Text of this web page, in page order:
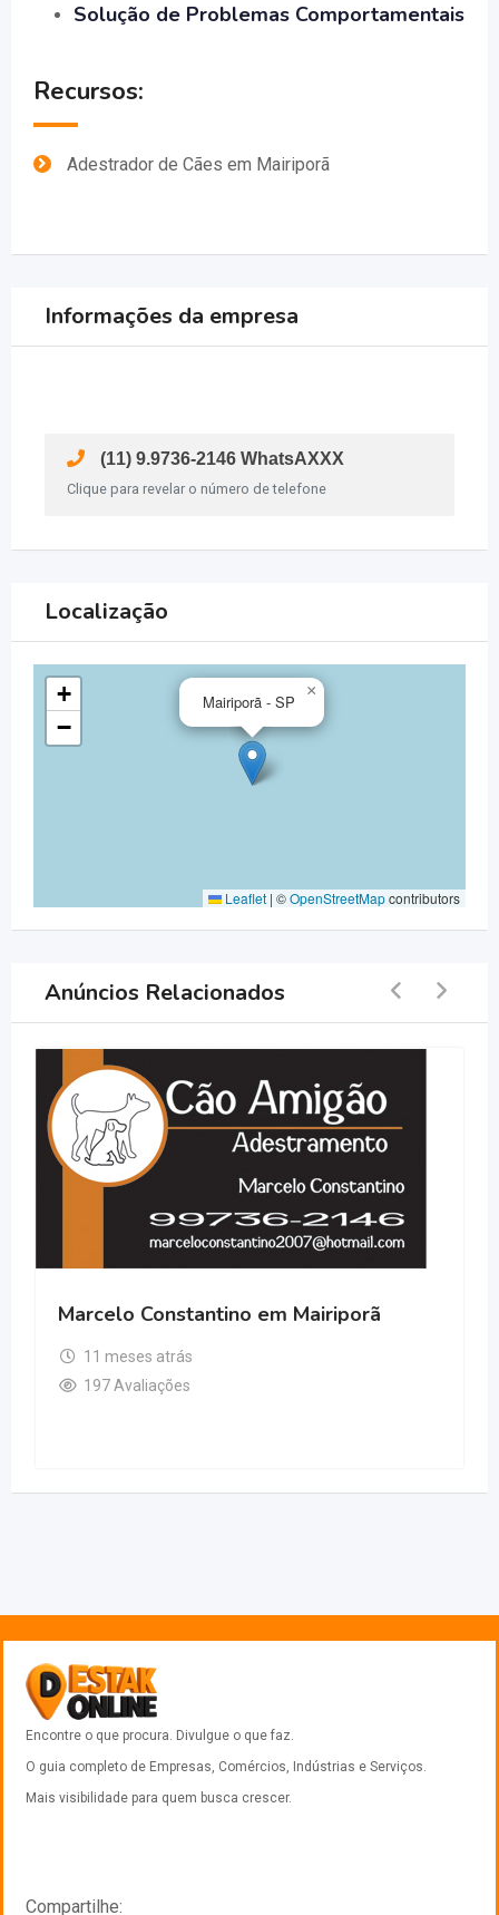
Solução de Problemas Comportamentais
Recursos:
Adestrador de Cães em Mairiporã
Informações da empresa
(11) 9.9736-2146 WhatsAXXX
Clique para revelar o número de telefone
Localização
Mairiporã - SP
×
+
−
Leaflet | ©OpenStreetMapcontributors
Anúncios Relacionados
Marcelo Constantino em Mairiporã
11 meses atrás
197 Avaliações
Encontre o que procura. Divulgue o que faz.
O guia completo de Empresas, Comércios, Indústrias e Serviços.
Mais visibilidade para quem busca crescer.
Compartilhe: